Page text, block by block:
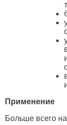
Применение
Больше всего